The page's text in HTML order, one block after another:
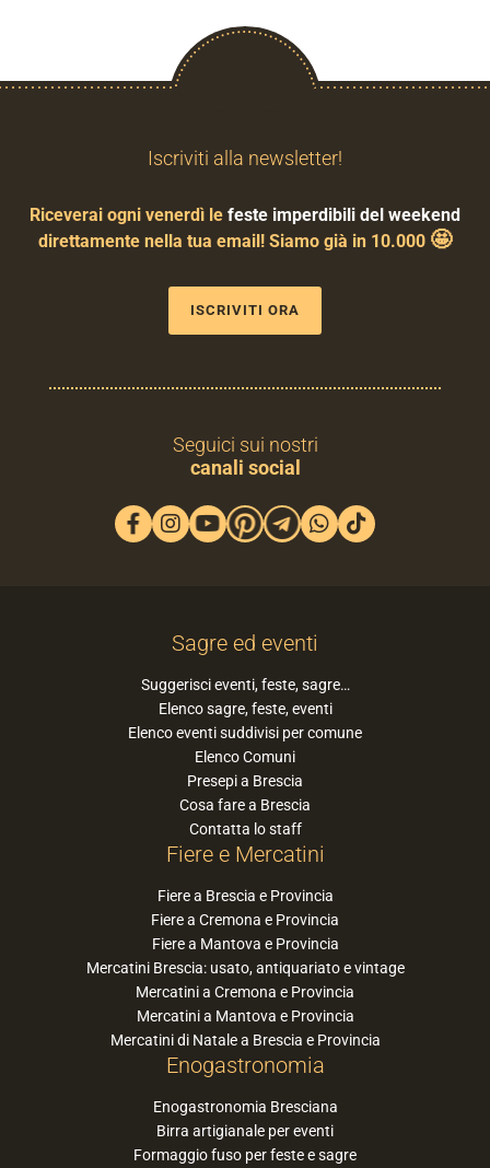
Iscriviti alla newsletter!
Riceverai ogni venerdì le feste imperdibili del weekend
direttamente nella tua email! Siamo già in 10.000 🤩
ISCRIVITI ORA
Seguici sui nostri
canali social
Sagre ed eventi
Suggerisci eventi, feste, sagre…
Elenco sagre, feste, eventi
Elenco eventi suddivisi per comune
Elenco Comuni
Presepi a Brescia
Cosa fare a Brescia
Contatta lo staff
Fiere e Mercatini
Fiere a Brescia e Provincia
Fiere a Cremona e Provincia
Fiere a Mantova e Provincia
Mercatini Brescia: usato, antiquariato e vintage
Mercatini a Cremona e Provincia
Mercatini a Mantova e Provincia
Mercatini di Natale a Brescia e Provincia
Enogastronomia
Enogastronomia Bresciana
Birra artigianale per eventi
Formaggio fuso per feste e sagre